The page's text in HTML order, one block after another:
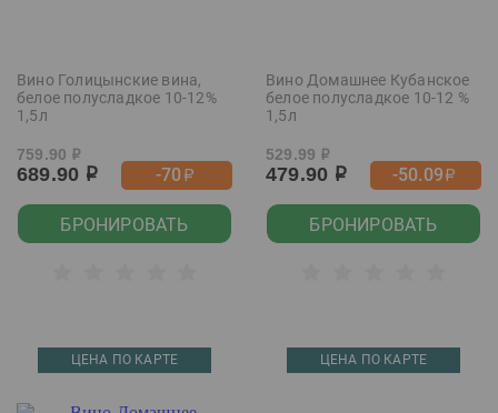
Вино Голицынские вина,
белое полусладкое 10-12%
1,5л
759.90 р
689.90 р -70р
БРОНИРОВАТЬ
Вино Домашнее Кубанское
белое полусладкое 10-12 %
1,5л
529.99 р
479.90 р -50.09р
БРОНИРОВАТЬ
ЦЕНА ПО КАРТЕ ЦЕНА ПО КАРТЕ